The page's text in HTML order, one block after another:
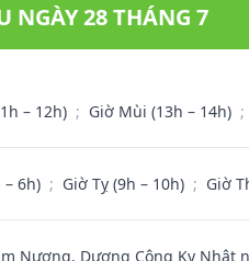
NGÀY 28 THÁNG 7
– 12h) ; Giờ Mùi (13h – 14h) ;
– 6h) ; Giờ Tỵ (9h – 10h) ; Giờ
Nương, Dương Công Kỵ Nhật